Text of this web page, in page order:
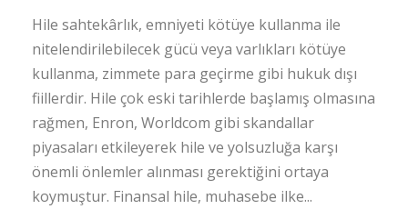
Hile sahtekârlık, emniyeti kötüye kullanma ile
nitelendirilebilecek gücü veya varlıkları kötüye
kullanma, zimmete para geçirme gibi hukuk dışı
fiillerdir. Hile çok eski tarihlerde başlamış olmasına
rağmen, Enron, Worldcom gibi skandallar
piyasaları etkileyerek hile ve yolsuzluğa karşı
önemli önlemler alınması gerektiğini ortaya
koymuştur. Finansal hile, muhasebe ilke...